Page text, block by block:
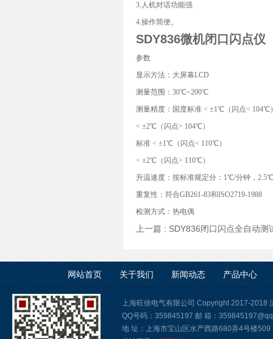
3.人机对话功能强
4.操作简便。
SDY836微机闭口闪点仪
参数
显示方法：大屏幕LCD
测量范围：30℃~200℃
测量精度：国度标准 < ±1℃（闪点< 104℃
< ±2℃（闪点> 104℃）
标准 < ±1℃（闪点< 110℃）
< ±2℃（闪点> 110℃）
升温速度：按标准规定分：1℃/分钟，
重复性：符合GB261-83和ISO2719-1988
检测方式：热电偶
上一篇 : SDY836闭口闪点全自动测
网站首页 关于我们 新闻动态 产品中心
上海旺徐电气有限公司 Copyright 2017-2018
QQ号码：359845197 邮 箱：
地 址：上海市宝山区水产西路680弄4号楼509